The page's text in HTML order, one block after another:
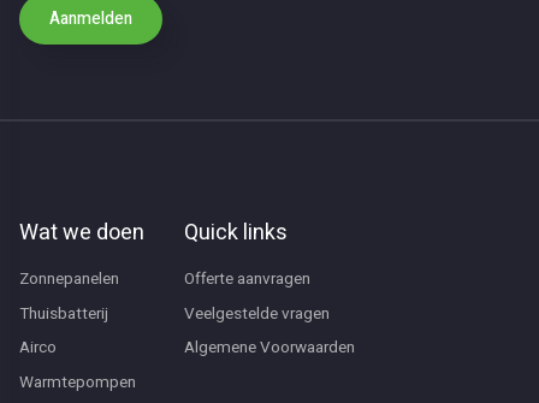
Aanmelden
Wat we doen
Zonnepanelen
Thuisbatterij
Airco
Warmtepompen
Quick links
Offerte aanvragen
Veelgestelde vragen
Algemene Voorwaarden